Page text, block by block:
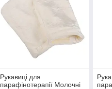
Рукавиці для
парафінотерапії Молочні